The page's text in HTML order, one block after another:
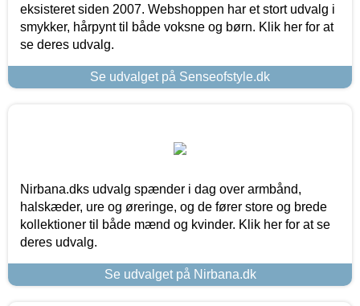
eksisteret siden 2007. Webshoppen har et stort udvalg i
smykker, hårpynt til både voksne og børn. Klik her for at
se deres udvalg.
Se udvalget på Senseofstyle.dk
Nirbana.dks udvalg spænder i dag over armbånd,
halskæder, ure og øreringe, og de fører store og brede
kollektioner til både mænd og kvinder. Klik her for at se
deres udvalg.
Se udvalget på Nirbana.dk